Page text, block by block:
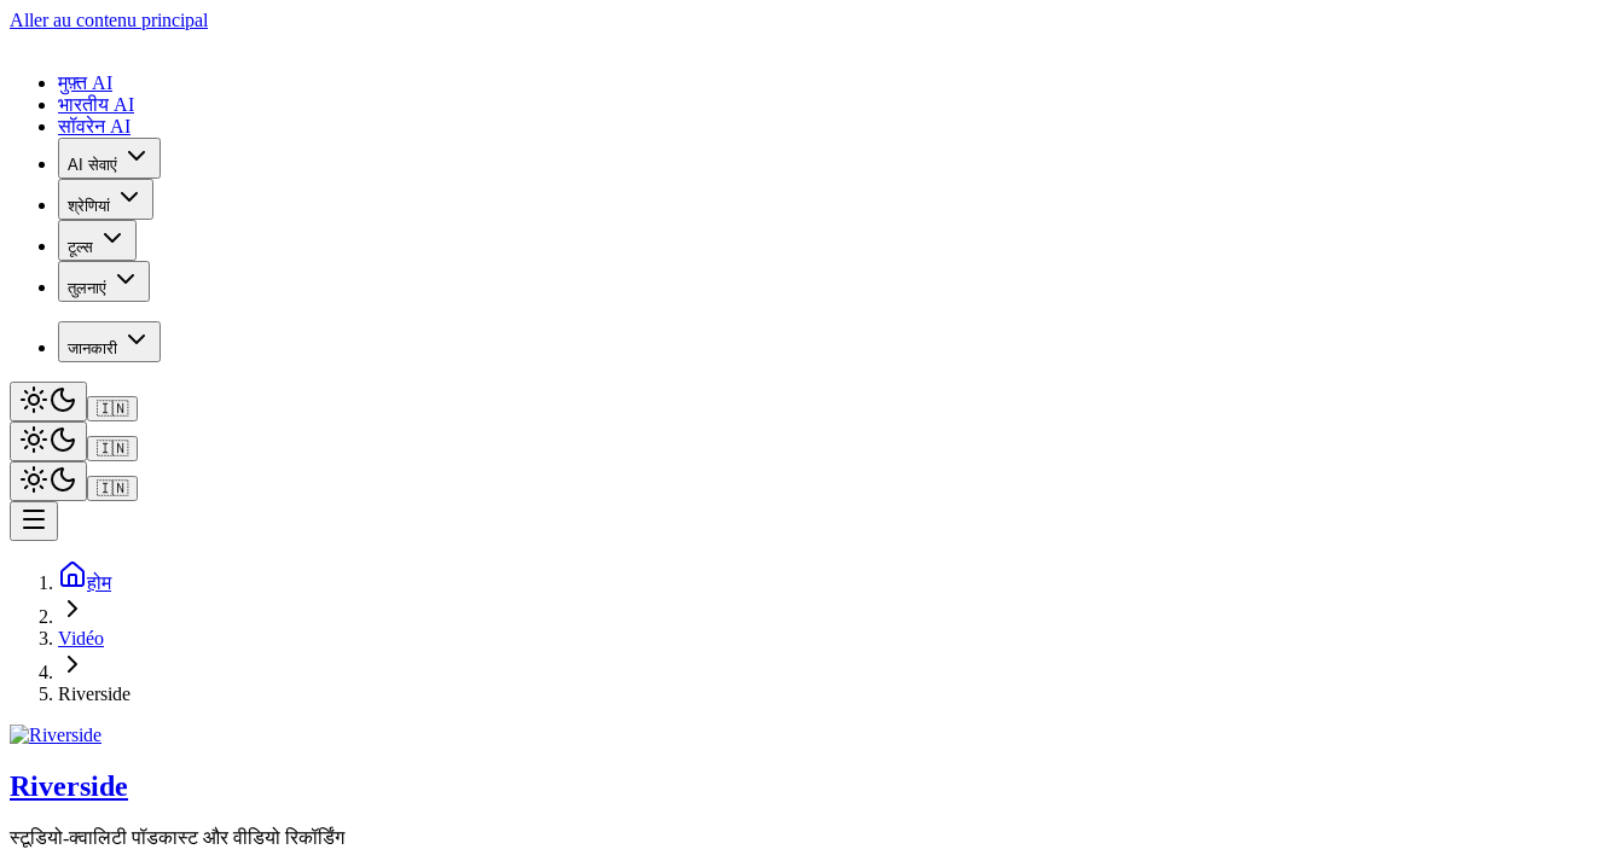
Aller au contenu principal
मुफ़्त AI
भारतीय AI
सॉवरेन AI
AI सेवाएं
श्रेणियां
टूल्स
तुलनाएं
जानकारी
🇮🇳
🇮🇳
🇮🇳
होम
Vidéo
Riverside
Riverside
स्टूडियो-क्वालिटी पॉडकास्ट और वीडियो रिकॉर्डिंग